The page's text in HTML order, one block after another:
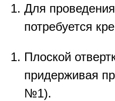
Для проведения
потребуется
Плоской
придерживая
№1).